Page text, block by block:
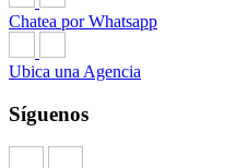
Chatea por Whatsapp
Ubica una Agencia
Síguenos